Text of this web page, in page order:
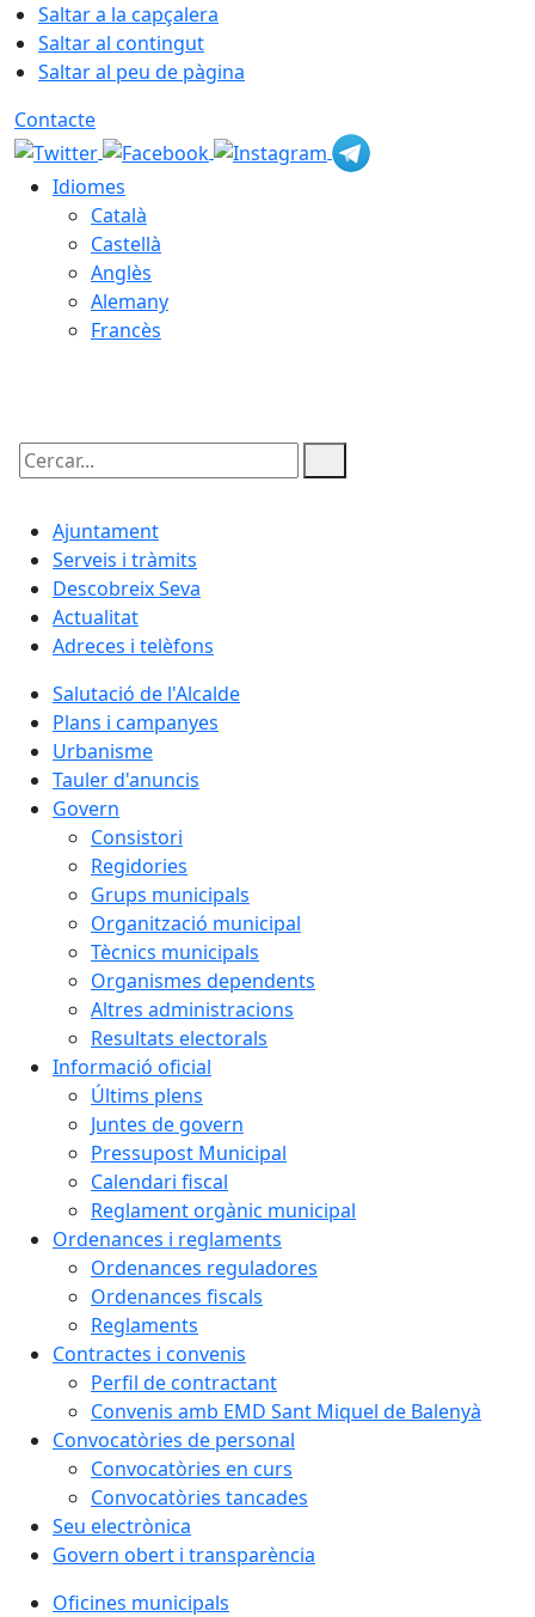
Saltar a la capçalera
Saltar al contingut
Saltar al peu de pàgina
Contacte
Idiomes
Català
Castellà
Anglès
Alemany
Francès
Cercar:
Ajuntament
Serveis i tràmits
Descobreix Seva
Actualitat
Adreces i telèfons
Salutació de l'Alcalde
Plans i campanyes
Urbanisme
Tauler d'anuncis
Govern
Consistori
Regidories
Grups municipals
Organització municipal
Tècnics municipals
Organismes dependents
Altres administracions
Resultats electorals
Informació oficial
Últims plens
Juntes de govern
Pressupost Municipal
Calendari fiscal
Reglament orgànic municipal
Ordenances i reglaments
Ordenances reguladores
Ordenances fiscals
Reglaments
Contractes i convenis
Perfil de contractant
Convenis amb EMD Sant Miquel de Balenyà
Convocatòries de personal
Convocatòries en curs
Convocatòries tancades
Seu electrònica
Govern obert i transparència
Oficines municipals